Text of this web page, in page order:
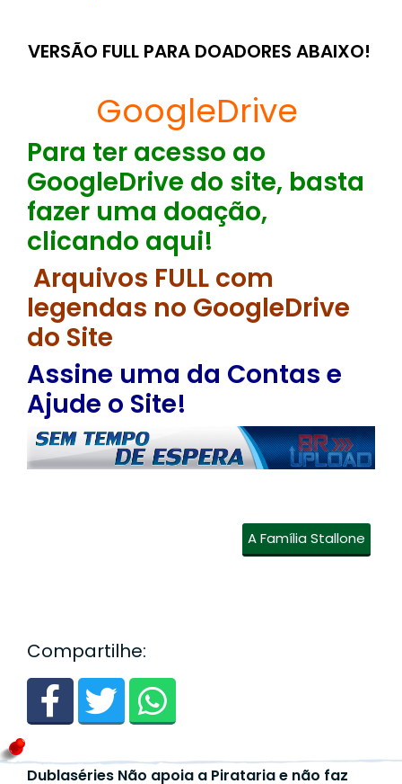
VERSÃO FULL PARA DOADORES ABAIXO!
GoogleDrive
Para ter acesso ao
GoogleDrive do site, basta
fazer uma doação,
clicando aqui!
Arquivos FULL com
legendas no GoogleDrive
do Site
Assine uma da Contas e
Ajude o Site!
A Família Stallone
Compartilhe:
Dublaséries Não apoia a Pirataria e não faz